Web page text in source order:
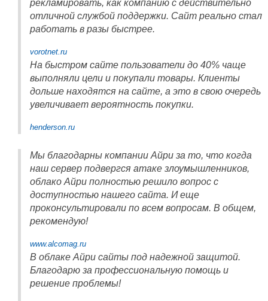
рекламировать, как компанию с действительно
отличной службой поддержки. Сайт реально стал
работать в разы быстрее.
vorotnet.ru
На быстром сайте пользователи до 40% чаще
выполняли цели и покупали товары. Клиенты
дольше находятся на сайте, а это в свою очередь
увеличивает вероятность покупки.
henderson.ru
Мы благодарны компании Айри за то, что когда
наш сервер подвергся атаке злоумышленников,
облако Айри полностью решило вопрос с
доступностью нашего сайта. И еще
проконсультировали по всем вопросам. В общем,
рекомендую!
www.alcomag.ru
В облаке Айри сайты под надежной защитой.
Благодарю за профессиональную помощь и
решение проблемы!